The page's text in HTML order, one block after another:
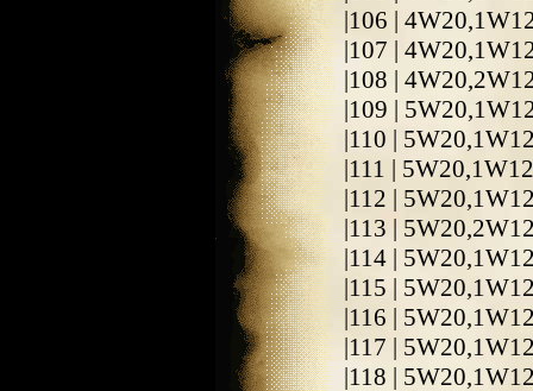
|106 |
|107 |
|108 |
|109 |
|110 |
|111 |
|112 |
|113 |
|114 |
|115 |
|116 |
|117 |
|118 |